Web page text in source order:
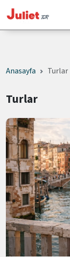
Anasayfa Turlar
Turlar